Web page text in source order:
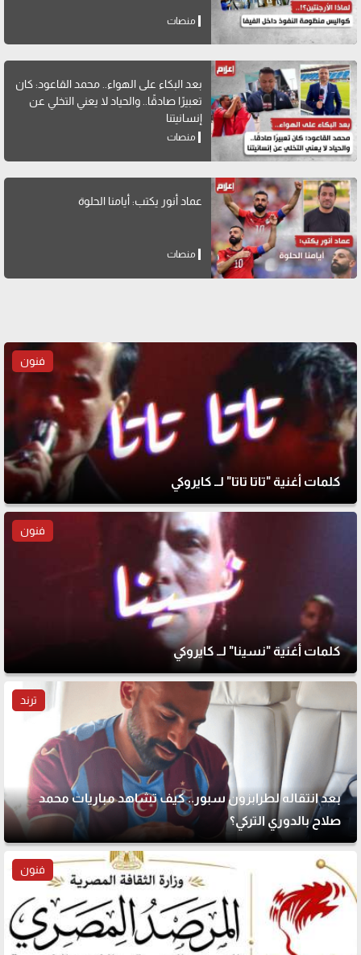
منصات
بعد البكاء على الهواء.. محمد القاعود: كان
تعبيرًا صادقًا.. والحياد لا يعني التخلي عن
إنسانيتنا
منصات
عماد أنور يكتب: أيامنا الحلوة
منصات
فنون
كلمات أغنية "تاتا تاتا" لــ كايروكي
فنون
كلمات أغنية "نسينا" لــ كايروكي
ترند
بعد انتقاله لطرابزون سبور.. كيف تشاهد مباريات محمد
صلاح بالدوري التركي؟
فنون